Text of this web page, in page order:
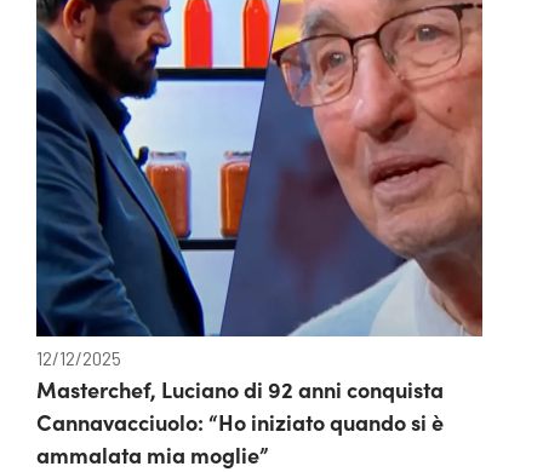
12/12/2025
Masterchef, Luciano di 92 anni conquista
Cannavacciuolo: “Ho iniziato quando si è
ammalata mia moglie”